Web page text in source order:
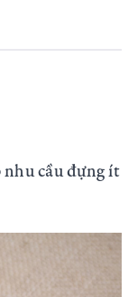
cầu đựng ít